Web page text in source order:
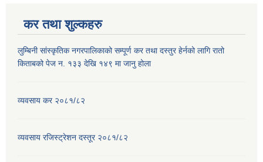
कर तथा शुल्कहरु
लुम्बिनी सांस्कृतिक नगरपालिकाको सम्पूर्ण कर तथा दस्तुर हेर्नको लागि रातो
किताबको पेज न. १३३ देखि १४९ मा जानु होला
व्यवसाय कर २०८१/८२
व्यवसाय रजिस्ट्रेशन दस्तूर २०८१/८२